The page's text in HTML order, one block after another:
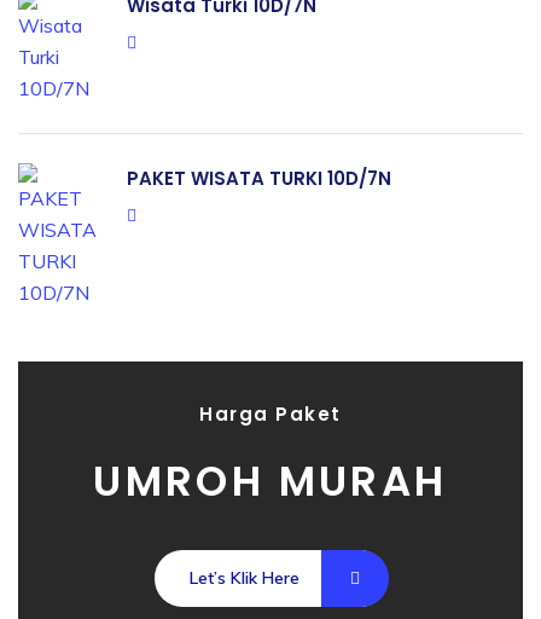
Wisata Turki 10D/7N
PAKET WISATA TURKI 10D/7N
Harga Paket
UMROH MURAH
Let’s Klik Here